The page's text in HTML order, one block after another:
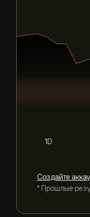
1D
Cоздайте
* Прошлые